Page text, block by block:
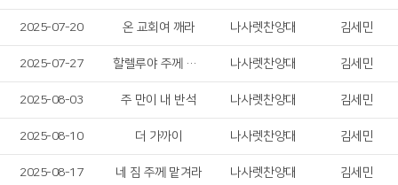
2025-07-20 온 교회여 깨라 나사렛찬양대 김세민
2025-07-27 할렐루야 주께 영광 나사렛찬양대 김세민
2025-08-03 주 만이 내 반석 나사렛찬양대 김세민
2025-08-10 더 가까이 나사렛찬양대 김세민
2025-08-17 네 짐 주께 맡겨라 나사렛찬양대 김세민